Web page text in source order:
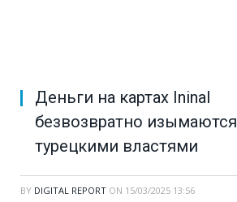
Деньги на картах Ininal
безвозвратно изымаются
турецкими властями
BY DIGITAL REPORT ON 15/03/2025 13:56